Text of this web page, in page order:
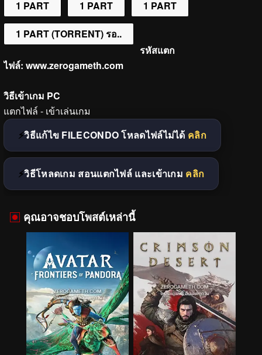
1 PART 1 PART 1 PART
1 PART (TORRENT) รอ..
รหัสแตก
ไฟล์: www.zerogameth.com
วิธีเข้าเกม PC
แตกไฟล์ - เข้าเล่นเกม
วิธีแก้ไข FILECONDO โหลดไฟล์ไม่ได้ คลิก
วิธีโหลดเกม สอนแตกไฟล์ และเข้าเกม คลิก
คุณอาจชอบโพสต์เหล่านี้